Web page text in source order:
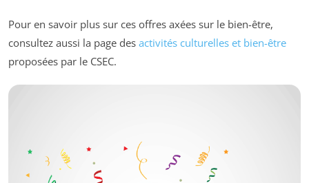
Pour en savoir plus sur ces offres axées sur le bien-être,
consultez aussi la page des activités culturelles et bien-être
proposées par le CSEC.